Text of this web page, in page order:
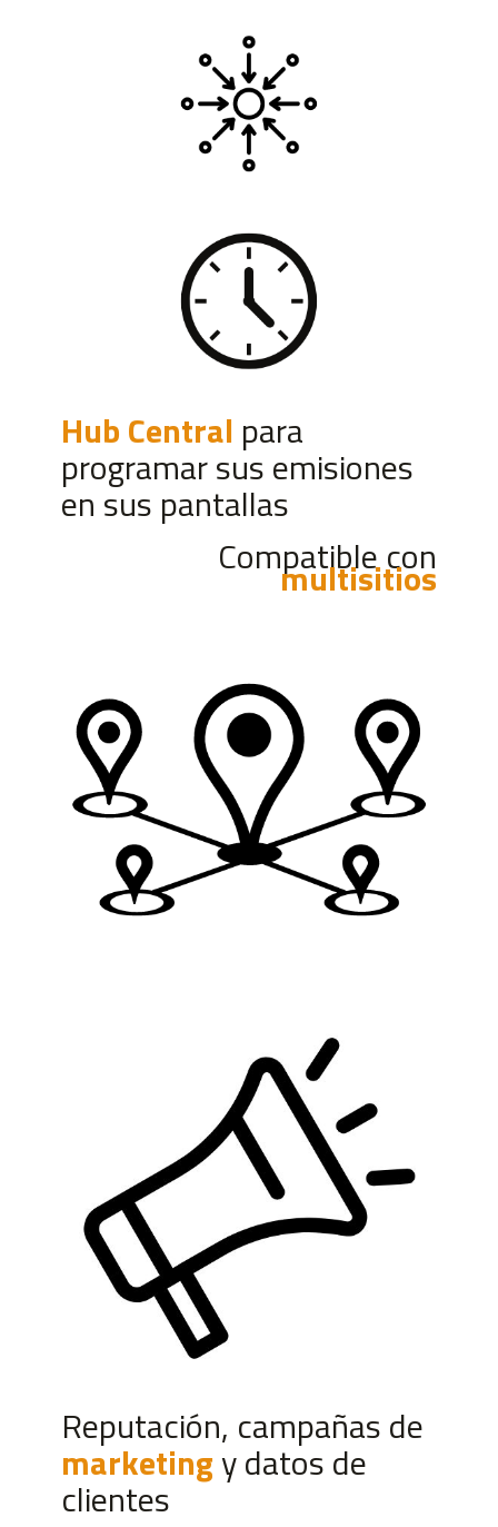
Hub Central para
programar sus emisiones
en sus pantallas
Compatible con
multisitios
Reputación, campañas de
marketingy datos de
clientes